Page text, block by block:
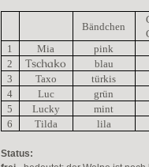
Bändchen
1
Mia pink
2
Tschako blau
3
Taxo türkis
4
Luc grün
5
Lucky mint
6
Tilda lila
Status: